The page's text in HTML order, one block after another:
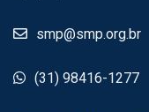
smp@smp.org.br
(31) 98416-1277